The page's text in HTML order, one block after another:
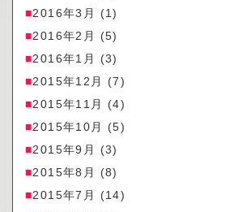
2016年3月
(1)
2016年2月
(5)
2016年1月
(3)
2015年12月
(7)
2015年11月
(4)
2015年10月
(5)
2015年9月
(3)
2015年8月
(8)
2015年7月
(14)